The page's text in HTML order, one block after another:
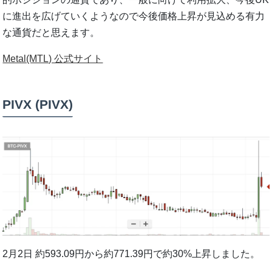
に進出を広げていくようなので今後価格上昇が見込める有力
な通貨だと思えます。
Metal(MTL) 公式サイト
PIVX (PIVX)
2月2日 約593.09円から約771.39円で約30%上昇しました。